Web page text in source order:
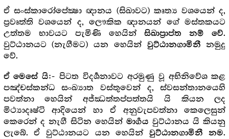
ඒ සංස්කාරෝපේක්‍ෂා ඥානය (සිඛාවට) කෘත්‍ය වශයෙන් ද,
ප්‍ර‍වෘත්ති වශයෙන් ද, ලෞකික ඥානයන් ගේ මස්තකයට
උත්තම භාවයට පැමිණි හෙයින්සිඛාප්‍රාප්ත නම් වේ.
වුට්ඨානයට (නැගීමට) යන හෙයින් වුට්ඨානගාමිනී නමුදු
වේ.
ඒ මෙසේ යි:- පිටත විදර්‍ශනාවට අරමුණු වූ අභිනිවේශ කළ
පඤ්චස්කන්ධ සංඛ්‍යාත වස්තුවෙන් ද, ස්වසන්තානයෙහි
පවත්නා හෙයින් අජ්ඣත්තප්පත්තයි යි කියන ලද
මිථ්‍යාදෘෂ්ටි ආදියෙන් හා ඒ අනුවැපවත්නා කෙලෙසුන්
කෙරෙන් ද නැගී සිටින හෙයින්මාර්‍ගය වුට්ඨානය යි කියනු
ලැබේ. ඒ වුට්ඨානයට යන හෙයින් වුට්ඨානගාමිනී නම.